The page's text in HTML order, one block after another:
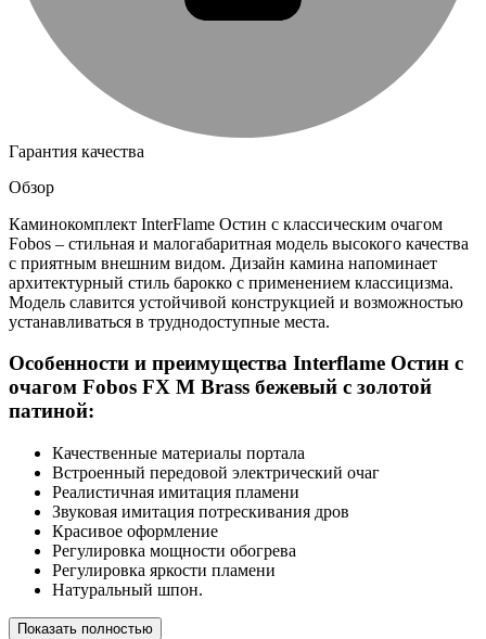
Гарантия качества
Обзор
Каминокомплект InterFlame Остин с классическим очагом
Fobos – стильная и малогабаритная модель высокого качества
с приятным внешним видом. Дизайн камина напоминает
архитектурный стиль барокко с применением классицизма.
Модель славится устойчивой конструкцией и возможностью
устанавливаться в труднодоступные места.
Особенности и преимущества Interflame Остин с
очагом Fobos FX M Brass бежевый с золотой
патиной:
Качественные материалы портала
Встроенный передовой электрический очаг
Реалистичная имитация пламени
Звуковая имитация потрескивания дров
Красивое оформление
Регулировка мощности обогрева
Регулировка яркости пламени
Натуральный шпон.
Показать полностью